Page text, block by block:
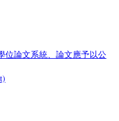
位論文系統、論文應予以公